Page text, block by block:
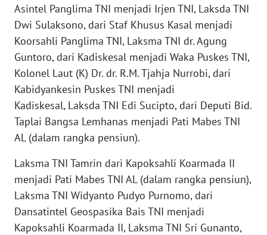
Asintel Panglima TNI menjadi Irjen TNI, Laksda TNI
Dwi Sulaksono, dari Staf Khusus Kasal menjadi
Koorsahli Panglima TNI, Laksma TNI dr. Agung
Guntoro, dari Kadiskesal menjadi Waka Puskes TNI,
Kolonel Laut (K) Dr. dr. R.M. Tjahja Nurrobi, dari
Kabidyankesin Puskes TNI menjadi
Kadiskesal, Laksda TNI Edi Sucipto, dari Deputi Bid.
Taplai Bangsa Lemhanas menjadi Pati Mabes TNI
AL (dalam rangka pensiun).
Laksma TNI Tamrin dari Kapoksahli Koarmada II
menjadi Pati Mabes TNI AL (dalam rangka pensiun),
Laksma TNI Widyanto Pudyo Purnomo, dari
Dansatintel Geospasika Bais TNI menjadi
Kapoksahli Koarmada II, Laksma TNI Sri Gunanto,
WN
TEBING
PAKPAK
WN
KARAWANG
WN
BEKASI
WN
BOGOR